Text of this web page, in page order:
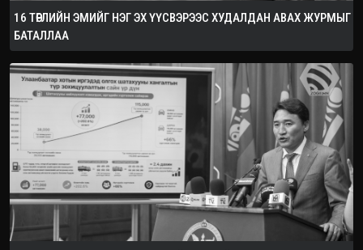
16 ТӨРЛИЙН ЭМИЙГ НЭГ ЭХ ҮҮСВЭРЭЭС ХУДАЛДАН АВАХ ЖУРМЫГ
БАТАЛЛАА